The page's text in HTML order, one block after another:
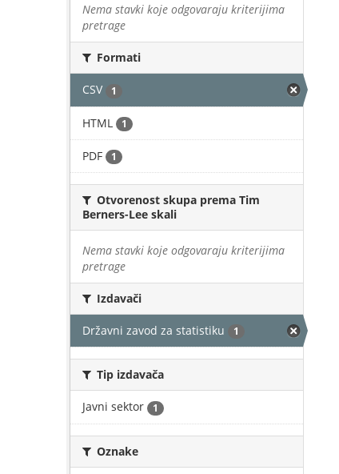
Nema stavki koje odgovaraju kriterijima
pretrage
Formati
CSV 1
HTML 1
PDF 1
Otvorenost skupa prema Tim
Berners-Lee skali
Nema stavki koje odgovaraju kriterijima
pretrage
Izdavači
Državni zavod za statistiku 1
Tip izdavača
Javni sektor 1
Oznake